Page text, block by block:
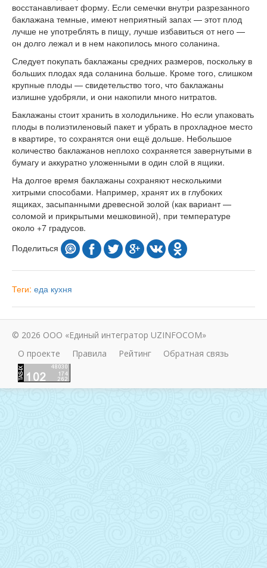
восстанавливает форму. Если семечки внутри разрезанного
баклажана темные, имеют неприятный запах — этот плод
лучше не употреблять в пищу, лучше избавиться от него —
он долго лежал и в нем накопилось много соланина.
Следует покупать баклажаны средних размеров, поскольку в
больших плодах яда соланина больше. Кроме того, слишком
крупные плоды — свидетельство того, что баклажаны
излишне удобряли, и они накопили много нитратов.
Баклажаны стоит хранить в холодильнике. Но если упаковать
плоды в полиэтиленовый пакет и убрать в прохладное место
в квартире, то сохранятся они ещё дольше. Небольшое
количество баклажанов неплохо сохраняется завернутыми в
бумагу и аккуратно уложенными в один слой в ящики.
На долгое время баклажаны сохраняют несколькими
хитрыми способами. Например, хранят их в глубоких
ящиках, засыпанными древесной золой (как вариант —
соломой и прикрытыми мешковиной), при температуре
около +7 градусов.
Поделиться
Теги: еда кухня
© 2026 ООО «Единый интегратор UZINFOCOM»
О проекте
Правила Рейтинг Обратная связь